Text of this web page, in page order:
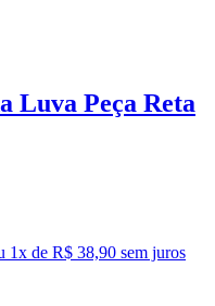
Luva Peça Reta
1x de R$ 38,90 sem juros